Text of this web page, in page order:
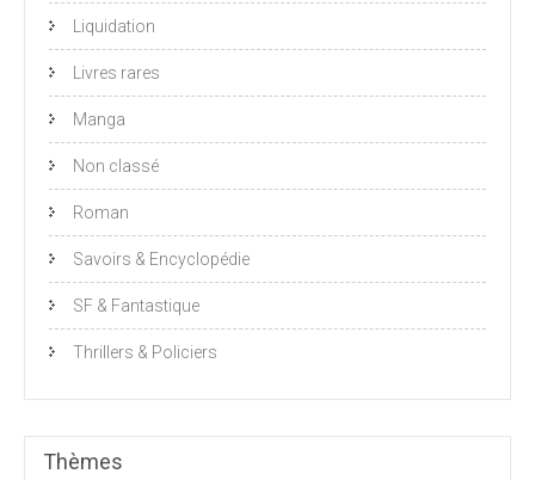
Liquidation
Livres rares
Manga
Non classé
Roman
Savoirs & Encyclopédie
SF & Fantastique
Thrillers & Policiers
Thèmes